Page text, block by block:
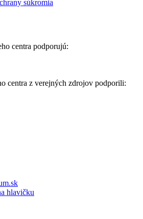
súkromia
centra podporujú:
centra z verejných zdrojov podporili:
hlavičku